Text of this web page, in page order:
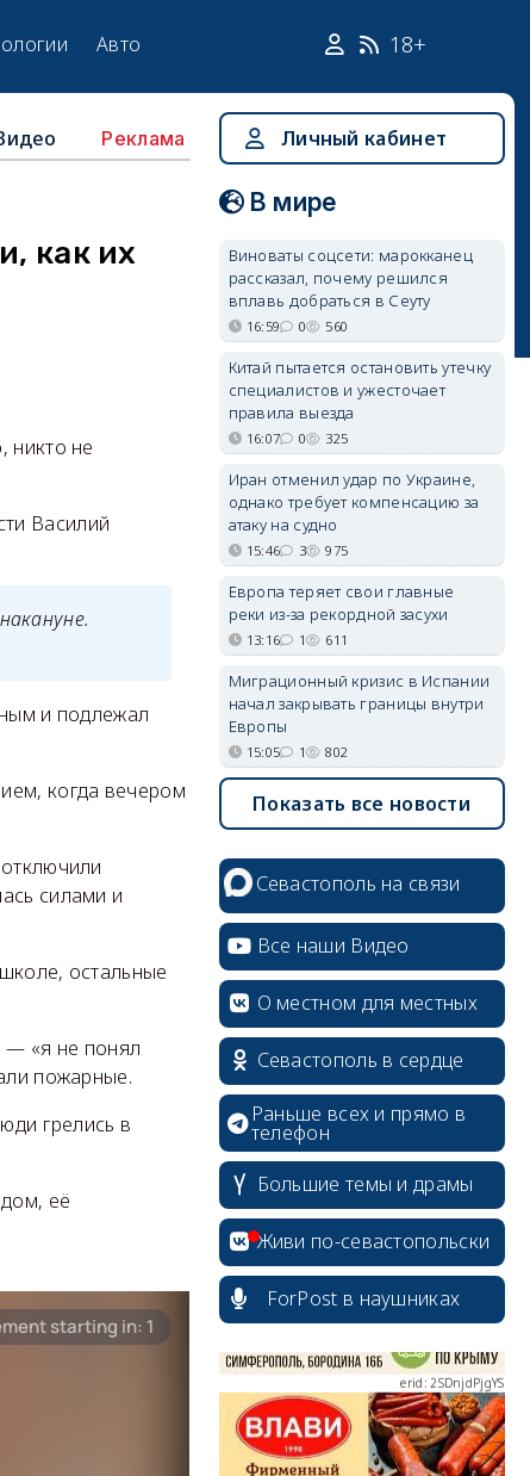
Авто 18+
Реклама
как их
никто не
Василий
и подлежал
когда вечером
силами и
остальные
— «я не понял
пожарные.
грелись в
её
Личный кабинет
В мире
Виноваты соцсети: марокканец
рассказал, почему решился
вплавь добраться в Сеуту
16:59 0 560
Китай пытается остановить утечку
специалистов и ужесточает
правила выезда
16:07 0 325
Иран отменил удар по Украине,
однако требует компенсацию за
атаку на судно
15:46 3 975
Европа теряет свои главные
реки из-за рекордной засухи
13:16 1 611
Миграционный кризис в Испании
начал закрывать границы внутри
Европы
15:05 1 802
Показать все новости
Севастополь на связи
Все наши Видео
О местном для местных
Севастополь в сердце
Раньше всех и прямо в
телефон
Большие темы и драмы
Живи по-севастопольски
ForPost в наушниках
erid: 2SDnjcrDNw6